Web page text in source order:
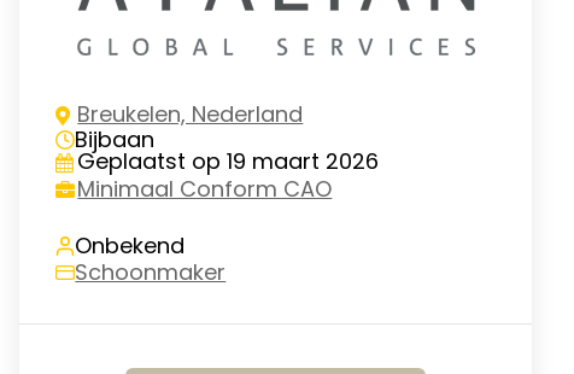
Breukelen, Nederland
Bijbaan
Geplaatst op 19 maart 2026
Minimaal Conform CAO
Onbekend
Schoonmaker